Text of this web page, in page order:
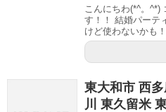
こんにちわ(*^。^*)
す！！ 結婚パーテ
けど使わないかも
東大和市 西
川 東久留米